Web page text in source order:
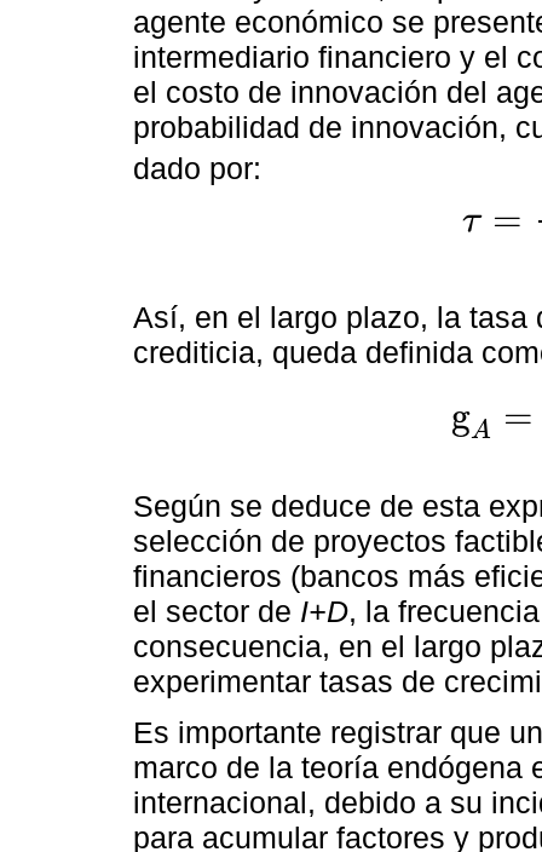
agente económico se
intermediario financiero y el
el costo de innovación del
probabilidad de innovación,
dado por:
τ =
τ= 1+fε
Así, en el largo plazo, la tasa
crediticia, queda definida
gA =
gA =π σ-1)
Según se deduce de esta
selección de proyectos
financieros (bancos más
el sector de I+D, la
consecuencia, en el largo
experimentar tasas de
Es importante registrar que
marco de la teoría endógena
internacional, debido a su
para acumular factores y